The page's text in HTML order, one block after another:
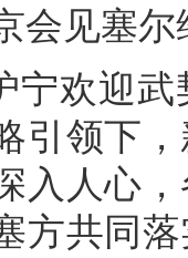
会见塞
宁欢迎
引领下
入人心
方共同